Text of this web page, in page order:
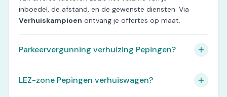
inboedel, de afstand, en de gewenste diensten. Via
Verhuiskampioen ontvang je offertes op maat.
Parkeervergunning verhuizing Pepingen?
LEZ-zone Pepingen verhuiswagen?